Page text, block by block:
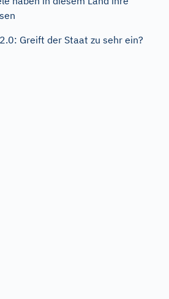
Greift der Staat zu sehr ein?